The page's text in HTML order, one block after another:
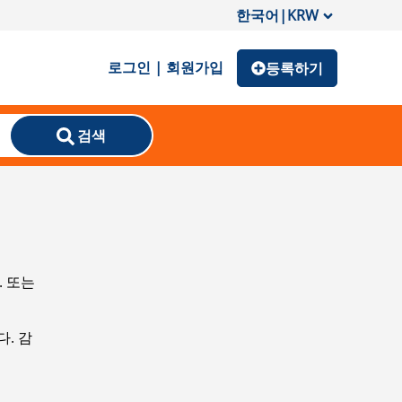
한국어|KRW
로그인 | 회원가입 등록하기
검색
또는
. 감